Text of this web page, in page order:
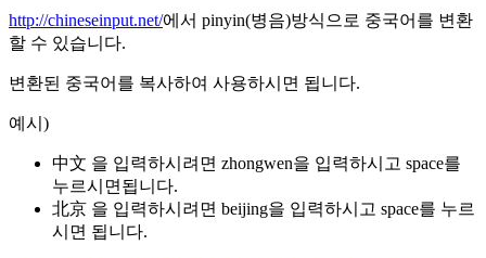
http://chineseinput.net/에서 pinyin(병음)방식으로 중국어를 변환
할 수 있습니다.
변환된 중국어를 복사하여 사용하시면 됩니다.
예시)
中文 을 입력하시려면 zhongwen을 입력하시고 space를
누르시면됩니다.
北京 을 입력하시려면 beijing을 입력하시고 space를 누르
시면 됩니다.